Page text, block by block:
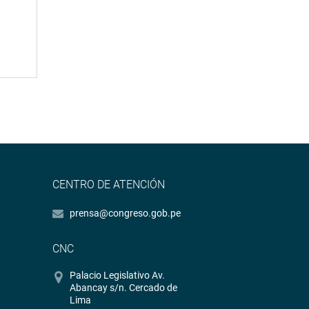
CENTRO DE ATENCIÓN
prensa@congreso.gob.pe
CNC
Palacio Legislativo Av.
Abancay s/n. Cercado de
Lima